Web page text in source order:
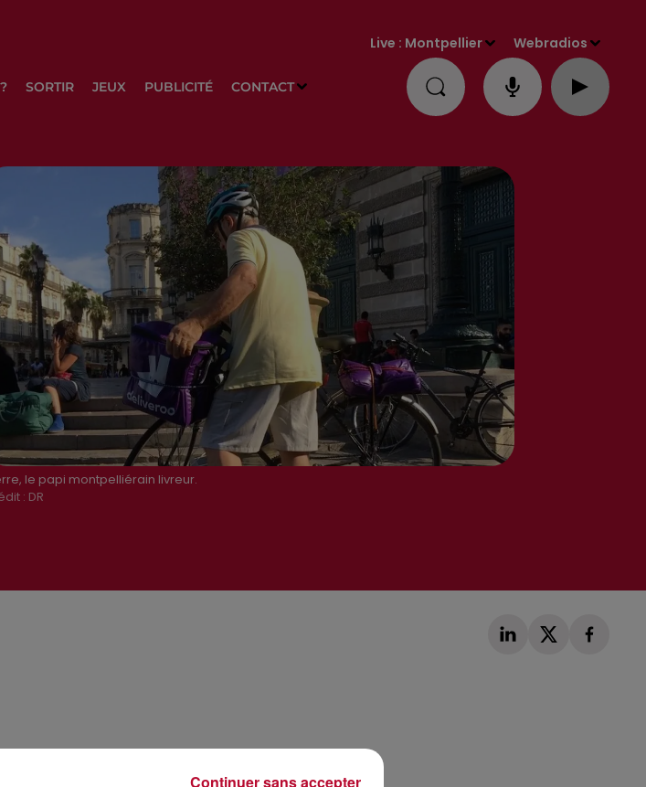
SORTIR JEUX PUBLICITÉ CONTACT
Live : Montpellier Webradios
le papi montpelliérain livreur.
: DR
Voir plus
Continuer sans accepter